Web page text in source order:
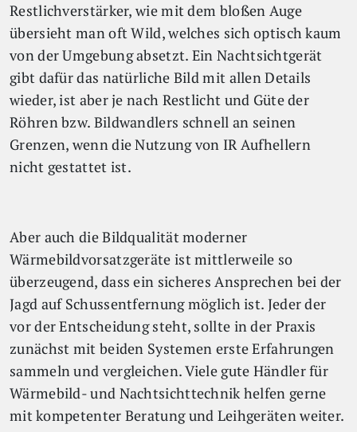
Restlichverstärker, wie mit dem bloßen Auge
übersieht man oft Wild, welches sich optisch kaum
von der Umgebung absetzt. Ein Nachtsichtgerät
gibt dafür das natürliche Bild mit allen Details
wieder, ist aber je nach Restlicht und Güte der
Röhren bzw. Bildwandlers schnell an seinen
Grenzen, wenn die Nutzung von IR Aufhellern
nicht gestattet ist.
Aber auch die Bildqualität moderner
Wärmebildvorsatzgeräte ist mittlerweile so
überzeugend, dass ein sicheres Ansprechen bei der
Jagd auf Schussentfernung möglich ist. Jeder der
vor der Entscheidung steht, sollte in der Praxis
zunächst mit beiden Systemen erste Erfahrungen
sammeln und vergleichen. Viele gute Händler für
Wärmebild- und Nachtsichttechnik helfen gerne
mit kompetenter Beratung und Leihgeräten weiter.